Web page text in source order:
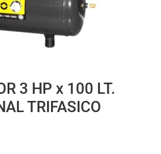
3 HP x 100 LT.
TRIFASICO